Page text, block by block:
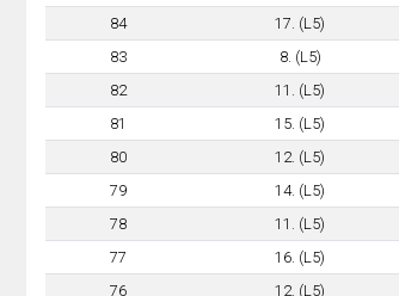
84
17. (L5)
83
8. (L5)
82
11. (L5)
81
15. (L5)
80
12. (L5)
79
14. (L5)
78
11. (L5)
77
16. (L5)
76
12. (L5)